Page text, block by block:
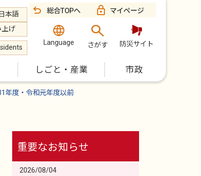
本語
げ
総合TOPへ マイページ
Language さがす 防災サイト
しごと・産業 市政
年度・令和元年度以前
重要なお知らせ
2026/08/04